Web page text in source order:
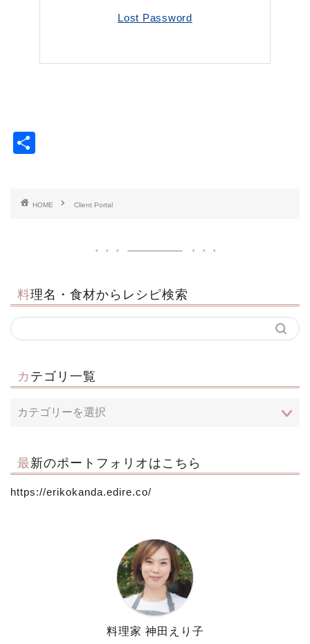
Lost Password
HOME Client Portal
料理名・食材からレシピ検索
カテゴリ一覧
最新のポートフォリオはこちら
https://erikokanda.edire.co/
料理家 神田えり子